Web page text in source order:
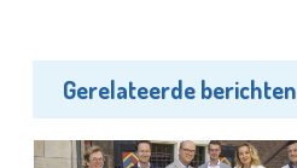
Gerelateerde berichten